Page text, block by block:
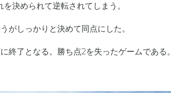
決められて逆転されてしまう。
がしっかりと決めて同点にした。
終了となる。勝ち点2を失ったゲームである。